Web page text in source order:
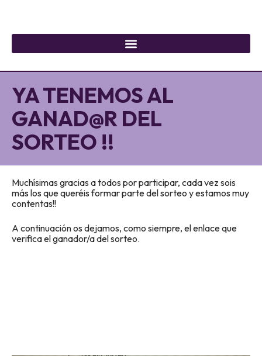
YA TENEMOS AL
GANAD@R DEL
SORTEO !!
Muchísimas gracias a todos por participar, cada vez sois
más los que queréis formar parte del sorteo y estamos muy
contentas!!
A continuación os dejamos, como siempre, el enlace que
verifica el ganador/a del sorteo.